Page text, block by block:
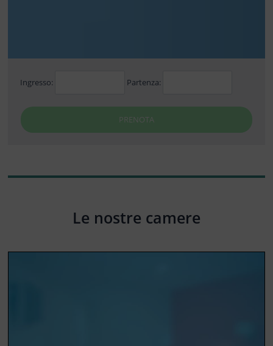
Ingresso: Partenza:
PRENOTA
Le nostre camere